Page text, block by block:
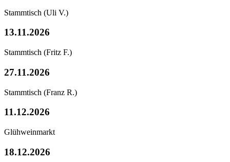
Stammtisch (Uli V.)
13.11.2026
Stammtisch (Fritz F.)
27.11.2026
Stammtisch (Franz R.)
11.12.2026
Glühweinmarkt
18.12.2026